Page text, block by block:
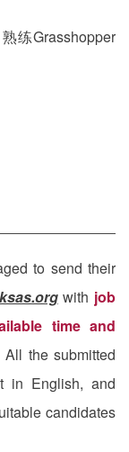
练Grasshopper
to send their
with job
time and
All the submitted
in English, and
candidates